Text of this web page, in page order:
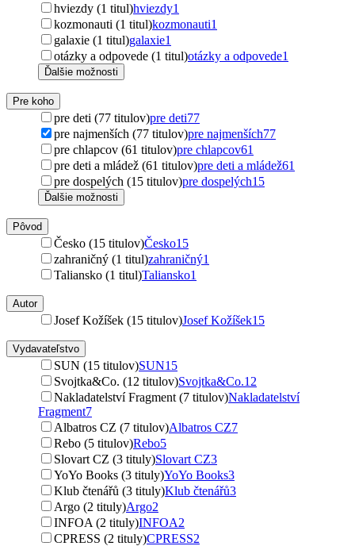
hviezdy (1 titul)hviezdy1
kozmonauti (1 titul)kozmonauti1
galaxie (1 titul)galaxie1
otázky a odpovede (1 titul)otázky a odpovede1
Ďalšie možnosti
Pre koho
pre deti (77 titulov)pre deti77
pre najmenších (77 titulov)pre najmenších77
pre chlapcov (61 titulov)pre chlapcov61
pre deti a mládež (61 titulov)pre deti a mládež61
pre dospelých (15 titulov)pre dospelých15
Ďalšie možnosti
Pôvod
Česko (15 titulov)Česko15
zahraničný (1 titul)zahraničný1
Taliansko (1 titul)Taliansko1
Autor
Josef Kožíšek (15 titulov)Josef Kožíšek15
Vydavateľstvo
SUN (15 titulov)SUN15
Svojtka&Co. (12 titulov)Svojtka&Co.12
Nakladatelství Fragment (7 titulov)Nakladatelství
Fragment7
Albatros CZ (7 titulov)Albatros CZ7
Rebo (5 titulov)Rebo5
Slovart CZ (3 tituly)Slovart CZ3
YoYo Books (3 tituly)YoYo Books3
Klub čtenářů (3 tituly)Klub čtenářů3
Argo (2 tituly)Argo2
INFOA (2 tituly)INFOA2
CPRESS (2 tituly)CPRESS2